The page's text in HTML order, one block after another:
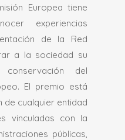
Europea tiene
experiencias
de la Red
a la sociedad su
del
El premio está
cualquier entidad
vinculadas con la
públicas,